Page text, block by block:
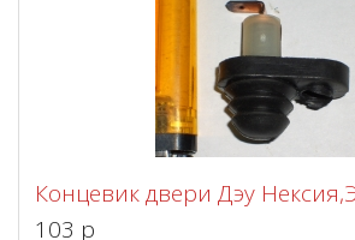
Концевик двери Дэу
103 p